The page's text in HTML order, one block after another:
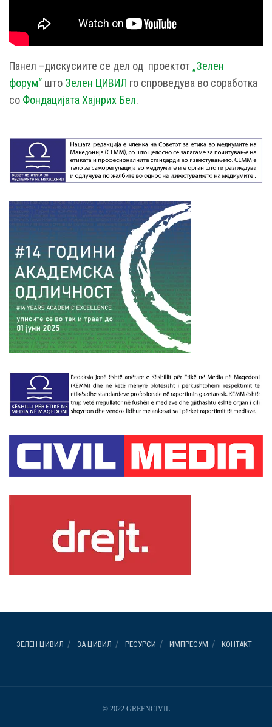
Панел –дискусиите се дел од проектот „Зелен
форум“ што Зелен ЦИВИЛ го спроведува во соработка
со Фондацијата Хајнрих Бел.
ЗЕЛЕН ЦИВИЛ ЗА ЦИВИЛ РЕСУРСИ ИМПРЕСУМ КОНТАКТ
© 2022 GREENCIVIL